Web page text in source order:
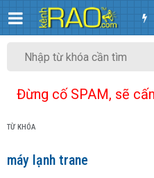
Đừng cố SPAM, sẽ
TỪ KHÓA
máy lạnh trane